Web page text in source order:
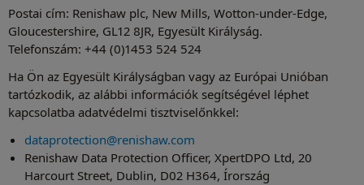
Postai cím: Renishaw plc, New Mills, Wotton-under-Edge,
Gloucestershire, GL12 8JR, Egyesült Királyság.
Telefonszám: +44 (0)1453 524 524
Ha Ön az Egyesült Királyságban vagy az Európai Unióban
tartózkodik, az alábbi információk segítségével léphet
kapcsolatba adatvédelmi tisztviselőnkkel:
dataprotection@renishaw.com
Renishaw Data Protection Officer, XpertDPO Ltd, 20
Harcourt Street, Dublin, D02 H364, Írország